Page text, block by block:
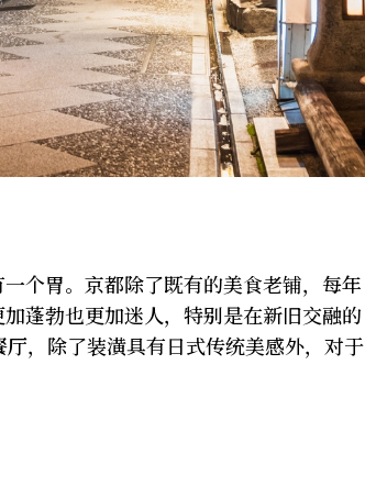
个胃。京都除了既有的美食老铺，每年
蓬勃也更加迷人，特别是在新旧交融的
，除了装潢具有日式传统美感外，对于